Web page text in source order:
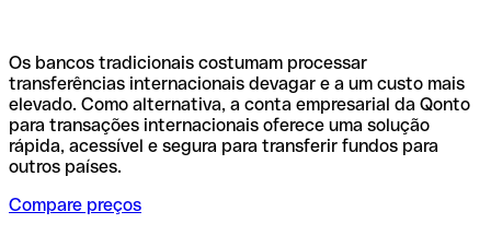
Os bancos tradicionais costumam processar
transferências internacionais devagar e a um custo mais
elevado. Como alternativa, a conta empresarial da Qonto
para transações internacionais oferece uma solução
rápida, acessível e segura para transferir fundos para
outros países.
Compare preços